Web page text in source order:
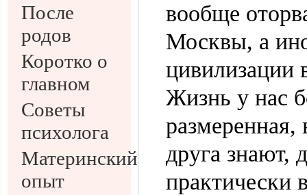
После
родов
Коротко о
главном
Советы
психолога
Материнский
опыт
вообще
Москвы, а
цивилизации
Жизнь у нас
размеренная,
друга знают,
практически